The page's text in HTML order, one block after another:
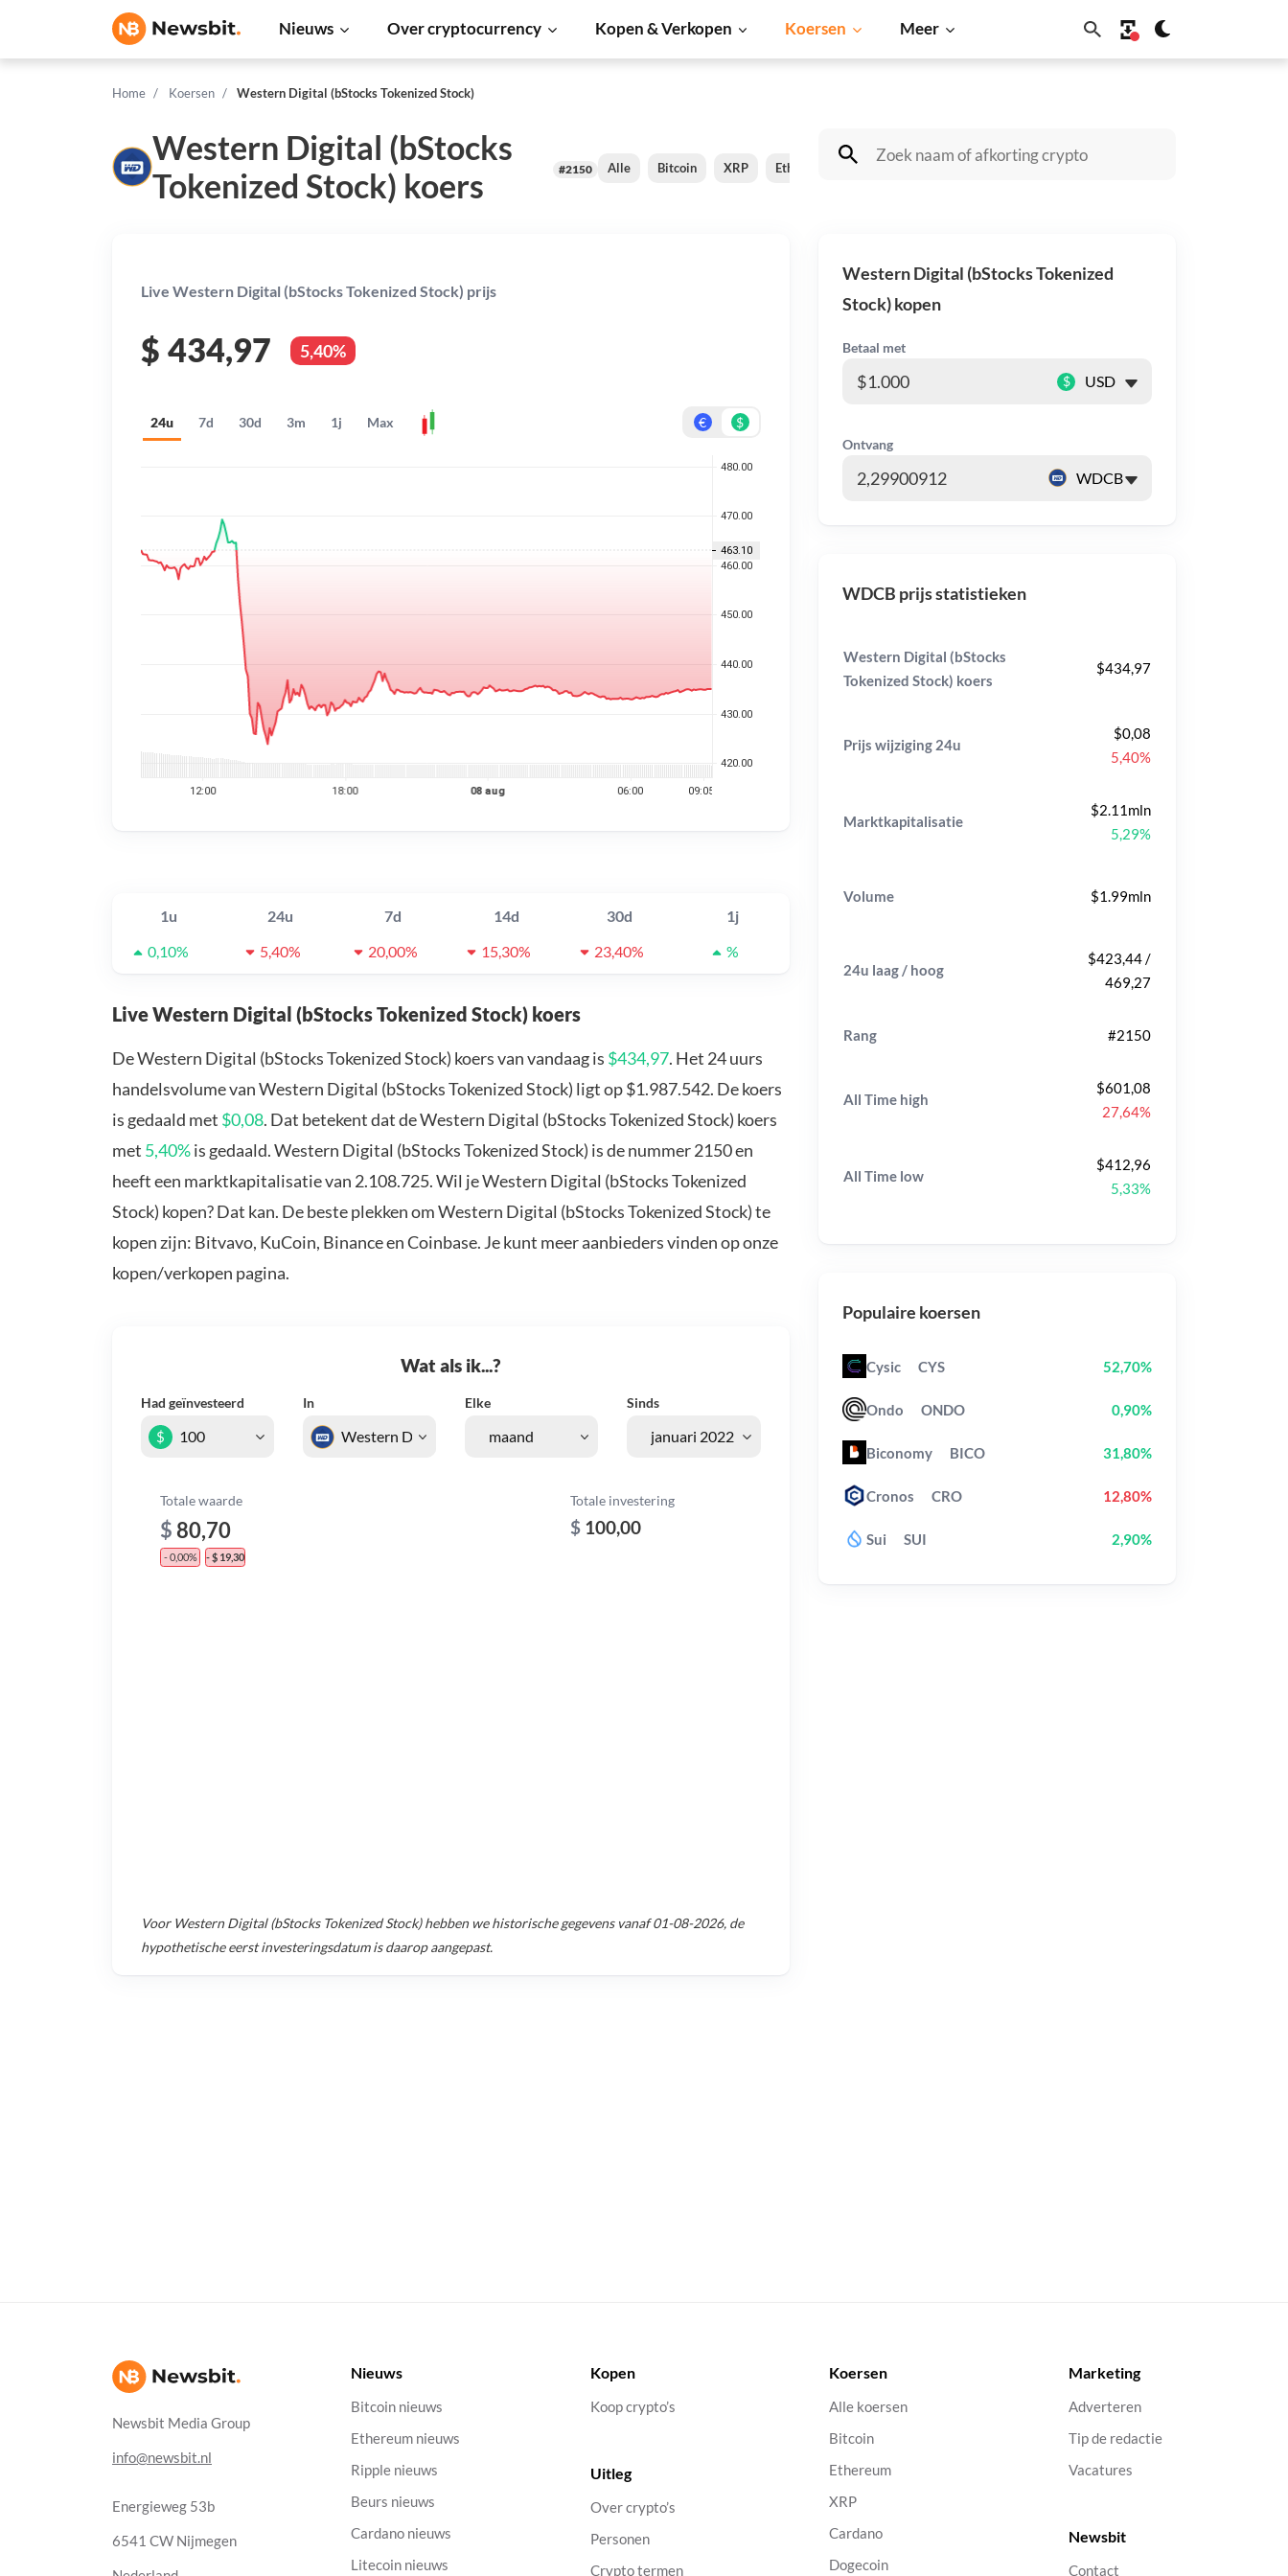
Nieuws Over cryptocurrency Kopen & Verkopen Koersen Meer
Home Koersen Western Digital (bStocks Tokenized Stock)
Western Digital (bStocks
Tokenized Stock) koers
#2150 Alle Bitcoin XRP Ethereum Cardano Dogecoin
Live Western Digital (bStocks Tokenized Stock) prijs
$ 434,97 5,40%
24u 7d 30d 3m 1j Max € $
1u 24u 7d 14d 30d
1j
0,10%
5,40% 20,00% 15,30% 23,40% %
Live Western Digital (bStocks Tokenized Stock) koers
De Western Digital (bStocks Tokenized Stock) koers van vandaag is $434,97. Het 24 uurs
handelsvolume van Western Digital (bStocks Tokenized Stock) ligt op $1.987.542. De koers
is gedaald met $0,08. Dat betekent dat de Western Digital (bStocks Tokenized Stock) koers
met 5,40%is gedaald. Western Digital (bStocks Tokenized Stock) is de nummer 2150 en
heeft een marktkapitalisatie van 2.108.725. Wil je Western Digital (bStocks Tokenized
Stock) kopen? Dat kan. De beste plekken om Western Digital (bStocks Tokenized Stock) te
kopen zijn: Bitvavo, KuCoin, Binance en Coinbase. Je kunt meer aanbieders vinden op onze
kopen/verkopen pagina.
Wat als ik...?
Had geïnvesteerd In Elke Sinds
$
Totale waarde
$ 80,70
- 0,00% - $ 19,30
Totale investering
$ 100,00
Voor Western Digital (bStocks Tokenized Stock)hebben we historische gegevens vanaf01-08-2026, de
hypothetische eerst investeringsdatum is daarop aangepast.
Western Digital (bStocks Tokenized
Stock) kopen
Betaal met
$
Ontvang
WDCB prijs statistieken
Western Digital (bStocks
Tokenized Stock) koers
$434,97
Prijs wijziging 24u
$0,08
5,40%
Marktkapitalisatie
$2.11mln
5,29%
Volume $1.99mln
24u laag / hoog
$423,44 /
469,27
Rang #2150
All Time high
$601,08
27,64%
All Time low
$412,96
5,33%
Populaire koersen
Cysic CYS 52,70%
Ondo ONDO 0,90%
Biconomy BICO 31,80%
Cronos CRO 12,80%
Sui SUI 2,90%
Newsbit Media Group
info@newsbit.nl
Energieweg 53b
6541 CW Nijmegen
Nieuws
Bitcoin nieuws
Ethereum nieuws
Ripple nieuws
Beurs nieuws
Cardano nieuws
Litecoin nieuws
Kopen
Koop crypto’s
Uitleg
Over crypto’s
Personen
Crypto termen
Koersen
Alle koersen
Bitcoin
Ethereum
XRP
Cardano
Dogecoin
Marketing
Adverteren
Tip de redactie
Vacatures
Newsbit
Contact